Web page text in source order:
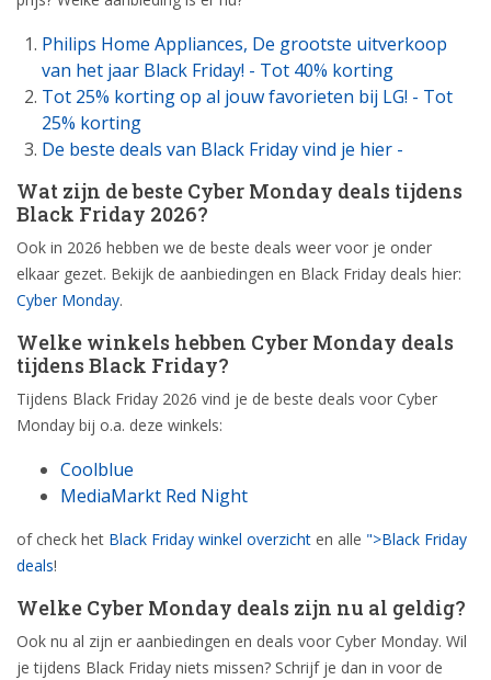
Philips Home Appliances, De grootste uitverkoop
van het jaar Black Friday! - Tot 40% korting
Tot 25% korting op al jouw favorieten bij LG! - Tot
25% korting
De beste deals van Black Friday vind je hier -
Wat zijn de beste Cyber Monday deals tijdens
Black Friday 2026?
Ook in 2026 hebben we de beste deals weer voor je onder
elkaar gezet. Bekijk de aanbiedingen en Black Friday deals hier:
Cyber Monday.
Welke winkels hebben Cyber Monday deals
tijdens Black Friday?
Tijdens Black Friday 2026 vind je de beste deals voor Cyber
Monday bij o.a. deze winkels:
Coolblue
MediaMarkt Red Night
of check het Black Friday winkel overzicht en alle ">Black Friday
deals!
Welke Cyber Monday deals zijn nu al geldig?
Ook nu al zijn er aanbiedingen en deals voor Cyber Monday. Wil
je tijdens Black Friday niets missen? Schrijf je dan in voor de